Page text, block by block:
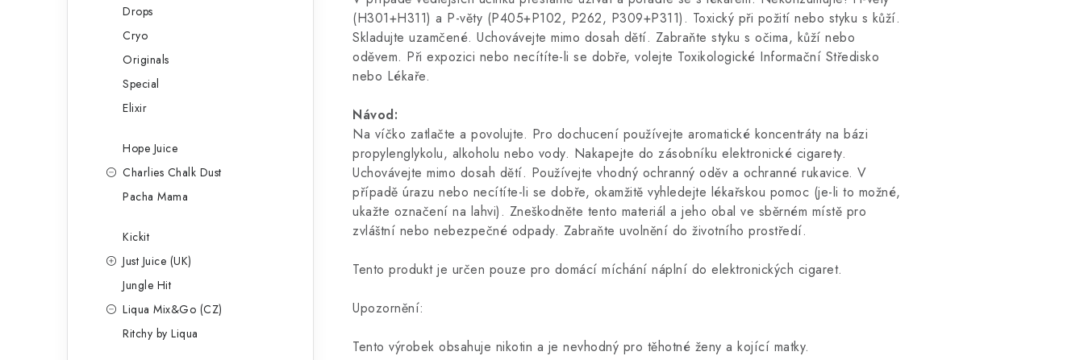
Drops
Cryo
Originals
Special
Elixir
Hope Juice
Charlies Chalk Dust
Pacha Mama
Kickit
Just Juice (UK)
Jungle Hit
Liqua Mix&Go (CZ)
Ritchy by Liqua
(H301+H311) a P-věty (P405+P102, P262, P309+P311). Toxický při požití nebo styku s kůží.
Skladujte uzamčené. Uchovávejte mimo dosah dětí. Zabraňte styku s očima, kůží nebo
oděvem. Při expozici nebo necítíte-li se dobře, volejte Toxikologické Informační Středisko
nebo Lékaře.
Návod:
Na víčko zatlačte a povolujte. Pro dochucení používejte aromatické koncentráty na bázi
propylenglykolu, alkoholu nebo vody. Nakapejte do zásobníku elektronické cigarety.
Uchovávejte mimo dosah dětí. Používejte vhodný ochranný oděv a ochranné rukavice. V
případě úrazu nebo necítíte-li se dobře, okamžitě vyhledejte lékařskou pomoc (je-li to možné,
ukažte označení na lahvi). Zneškodněte tento materiál a jeho obal ve sběrném místě pro
zvláštní nebo nebezpečné odpady. Zabraňte uvolnění do životního prostředí.
Tento produkt je určen pouze pro domácí míchání náplní do elektronických cigaret.
Upozornění:
Tento výrobek obsahuje nikotin a je nevhodný pro těhotné ženy a kojící matky.